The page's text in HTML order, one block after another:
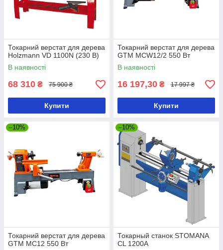
Токарний верстат для дерева
Holzmann VD 1100N (230 В)
В наявності
68 310 ₴ 75 900 ₴
Купити
Токарний верстат для дерева
GTM MCW12/2 550 Вт
В наявності
16 197,30 ₴ 17 997 ₴
Купити
–10%
Токарний верстат для дерева
GTM MC12 550 Вт
–10%
Токарный станок STOMANA
CL 1200A